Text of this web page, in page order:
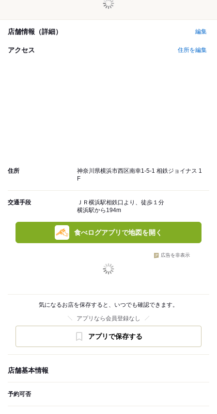
店舗情報（詳細） 編集
アクセス 住所を編集
住所
神奈川県横浜市西区南幸1-5-1 相鉄ジョイナス 1
F
交通手段
ＪＲ横浜駅相鉄口より、徒歩１分
横浜駅から194m
食べログアプリで地図を開く
広告を非表示
気になるお店を保存すると、いつでも確認できます。
アプリなら会員登録なし
アプリで保存する
店舗基本情報
予約可否